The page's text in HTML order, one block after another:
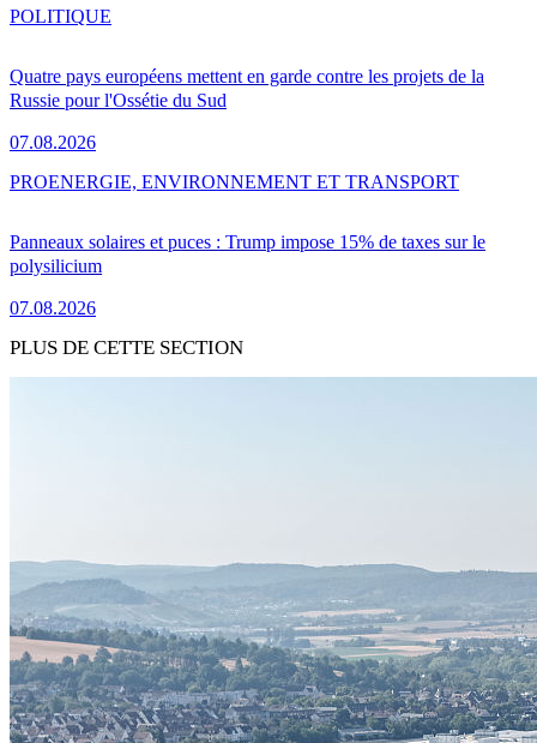
Quatre pays européens mettent en garde contre les projets de la
Russie pour l'Ossétie du Sud
07.08.2026
POLITIQUE
Panneaux solaires et puces : Trump impose 15% de taxes sur le
polysilicium
07.08.2026
PROENERGIE, ENVIRONNEMENT ET TRANSPORT
PLUS DE CETTE SECTION